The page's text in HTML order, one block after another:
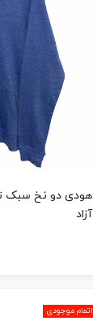
هودی دو نخ سبک
آزاد
اتمام موجودی